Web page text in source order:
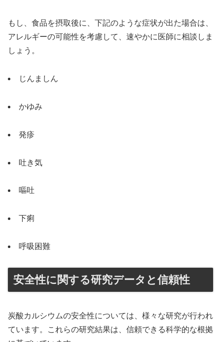
もし、食品を摂取後に、下記のような症状が出た場合は、
アレルギーの可能性を考慮して、速やかに医師に相談しま
しょう。
じんましん
かゆみ
発疹
吐き気
嘔吐
下痢
呼吸困難
安全性に関する研究データと信頼性
炭酸カルシウムの安全性については、様々な研究が行われ
ています。これらの研究結果は、信頼できる科学的な根拠